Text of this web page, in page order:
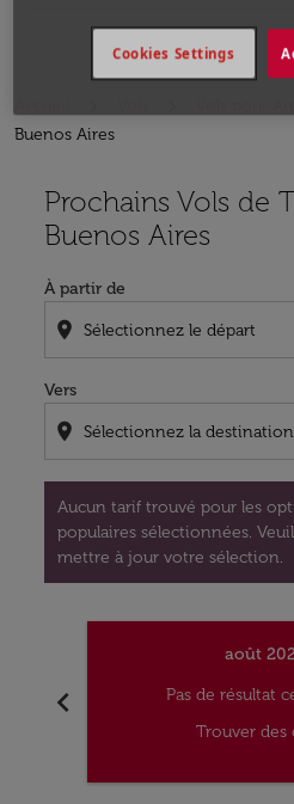
Buenos Aires
Prochains Vols de
Buenos Aires
À partir de
location_on
Vers
location_on
Aucun tarif trouvé pour les
populaires sélectionnées.
mettre à jour votre sélection.
Aucun tarif trouvé pour
chevron_left
août
Pas de résultat
Trouver des
Cookies Settings